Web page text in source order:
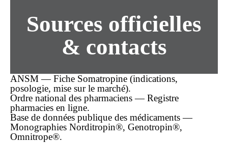
Sources officielles
& contacts
ANSM — Fiche Somatropine (indications,
posologie, mise sur le marché).
Ordre national des pharmaciens — Registre
pharmacies en ligne.
Base de données publique des médicaments —
Monographies Norditropin®, Genotropin®,
Omnitrope®.